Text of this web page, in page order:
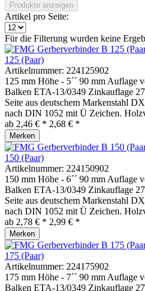
Produkte anzeigen
Artikel pro Seite:
Für die Filterung wurden keine
125 (Paar)
Artikelnummer: 224125902
125 mm Höhe - 5´´ 90 mm Auflage
Balken ETA-13/0349 Zinkauflage
Seite aus deutschem Markenstahl
nach DIN 1052 mit Ü Zeichen.
ab 2,46 € * 2,68 € *
Merken
150 (Paar)
Artikelnummer: 224150902
150 mm Höhe - 6´´ 90 mm Auflage
Balken ETA-13/0349 Zinkauflage
Seite aus deutschem Markenstahl
nach DIN 1052 mit Ü Zeichen.
ab 2,78 € * 2,99 € *
Merken
175 (Paar)
Artikelnummer: 224175902
175 mm Höhe - 7´´ 90 mm Auflage
Balken ETA-13/0349 Zinkauflage